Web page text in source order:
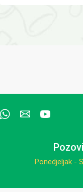
Ponedjeljak -